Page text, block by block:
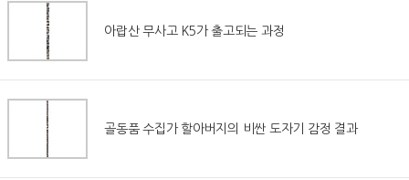
아랍산 무사고 K5가 출고되는 과정
골동품 수집가 할아버지의 비싼 도자기 감정 결과